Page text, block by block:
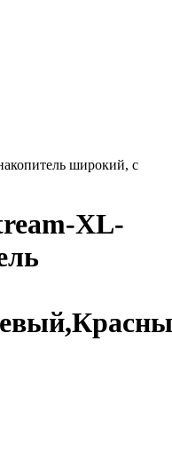
широкий, с
XL-